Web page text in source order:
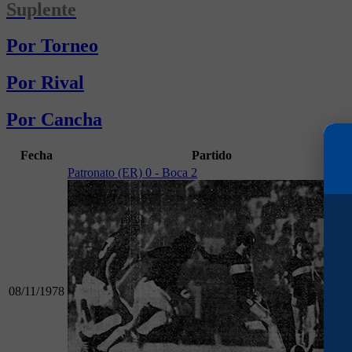
Suplente
Por Torneo
Por Rival
Por Cancha
Fecha Partido
08/11/1978
Patronato (ER) 0 - Boca 2